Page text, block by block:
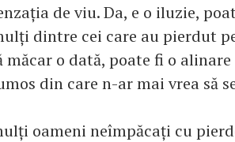
de viu. Da, e o iluzie,
dintre cei care au pierdut
măcar o dată, poate fi o
din care n-ar mai vrea să
oameni neîmpăcați cu